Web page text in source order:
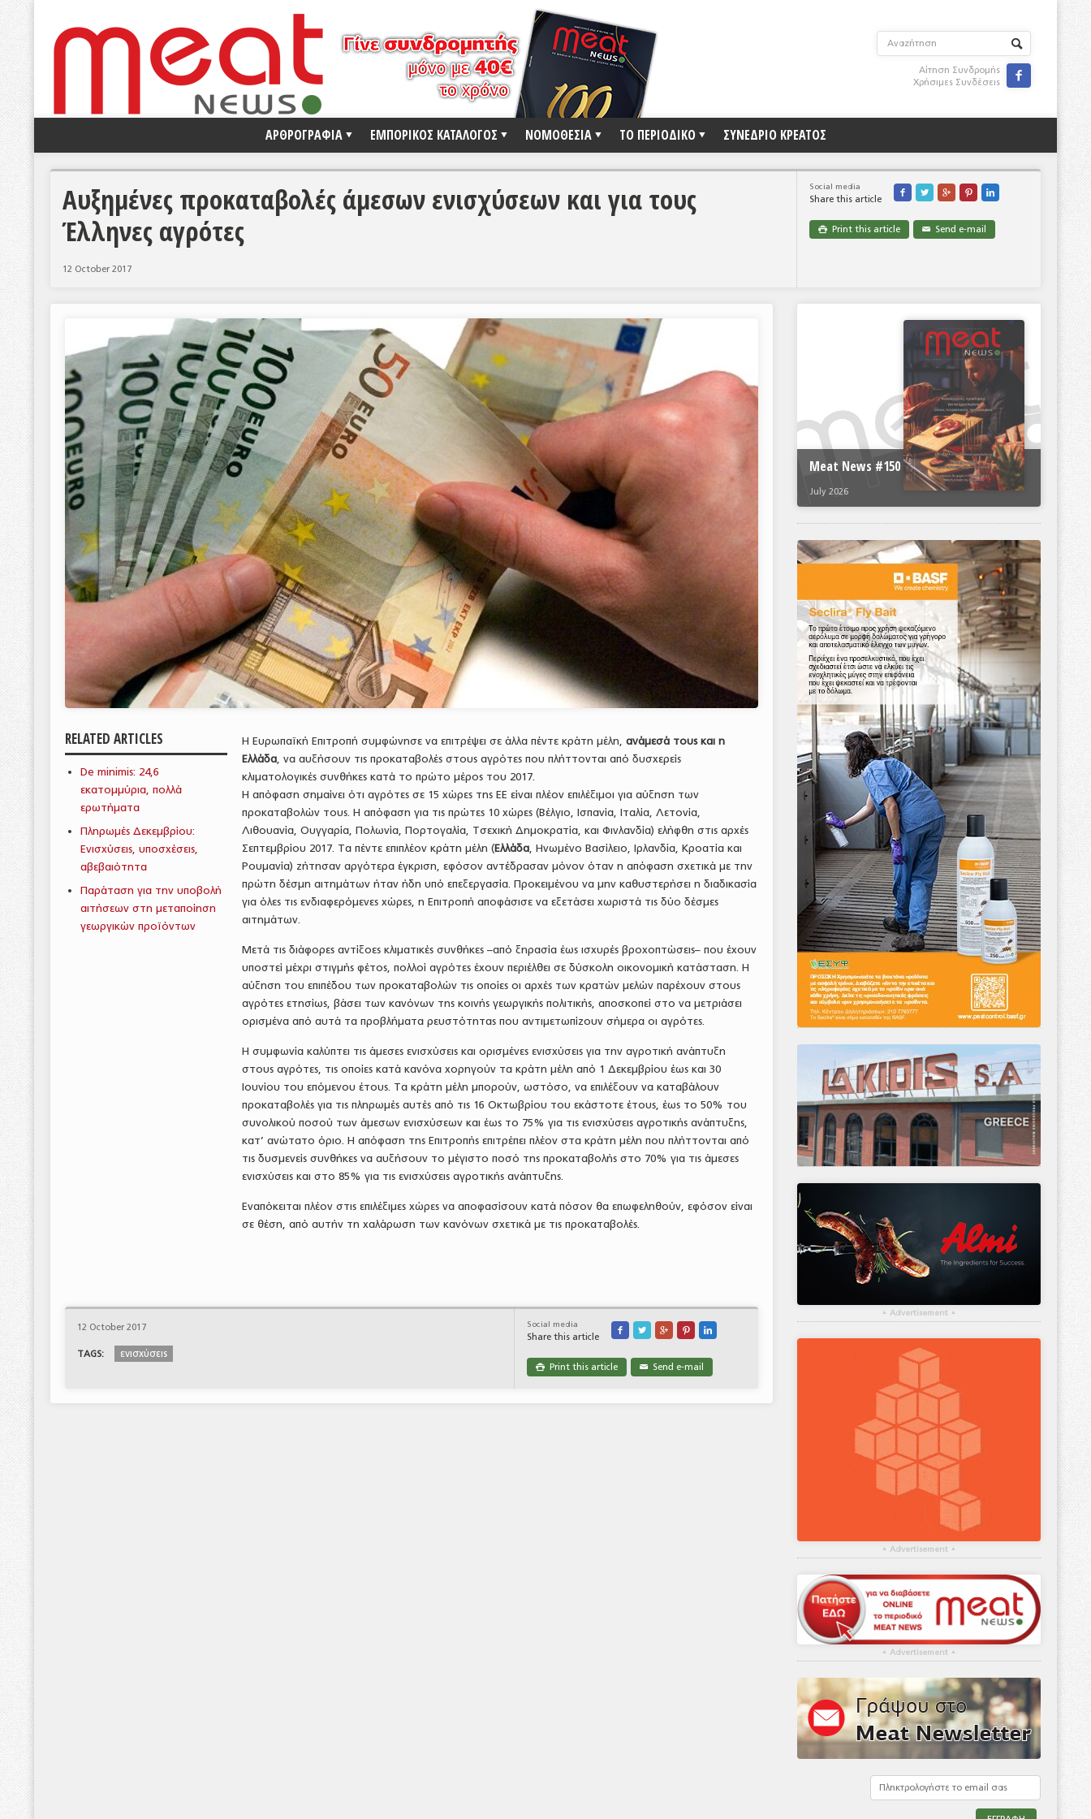
Αίτηση Συνδρομής
Χρήσιμες Συνδέσεις

ΑΡΘΡΟΓΡΑΦΙΑ ΕΜΠΟΡΙΚΟΣ ΚΑΤΑΛΟΓΟΣ ΝΟΜΟΘΕΣΙΑ ΤΟ ΠΕΡΙΟΔΙΚΟ ΣΥΝΕΔΡΙΟ ΚΡΕΑΤΟΣ
Social media
Share this article
    
 Print this article ✉ Send e-mail
Αυξημένες προκαταβολές άμεσων ενισχύσεων και για τους
Έλληνες αγρότες
12 October 2017
RELATED ARTICLES
De minimis: 24,6
εκατομμύρια, πολλά
ερωτήματα
Πληρωμές Δεκεμβρίου:
Ενισχύσεις, υποσχέσεις,
αβεβαιότητα
Παράταση για την υποβολή
αιτήσεων στη μεταποίηση
γεωργικών προϊόντων
Η Ευρωπαϊκή Επιτροπή συμφώνησε να επιτρέψει σε άλλα πέντε κράτη μέλη,ανάμεσά τους και η
Ελλάδα, να αυξήσουν τις προκαταβολές στους αγρότες που πλήττονται από δυσχερείς
κλιματολογικές συνθήκες κατά το πρώτο μέρος του 2017.
Η απόφαση σημαίνει ότι αγρότες σε 15 χώρες της ΕΕ είναι πλέον επιλέξιμοι για αύξηση των
προκαταβολών τους. Η απόφαση για τις πρώτες 10 χώρες (Βέλγιο, Ισπανία, Ιταλία, Λετονία,
Λιθουανία, Ουγγαρία, Πολωνία, Πορτογαλία, Τσεχική Δημοκρατία, και Φινλανδία) ελήφθη στις αρχές
Σεπτεμβρίου 2017. Τα πέντε επιπλέον κράτη μέλη (Ελλάδα, Ηνωμένο Βασίλειο, Ιρλανδία, Κροατία και
Ρουμανία) ζήτησαν αργότερα έγκριση, εφόσον αντέδρασαν μόνον όταν η απόφαση σχετικά με την
πρώτη δέσμη αιτημάτων ήταν ήδη υπό επεξεργασία. Προκειμένου να μην καθυστερήσει η διαδικασία
για όλες τις ενδιαφερόμενες χώρες, η Επιτροπή αποφάσισε να εξετάσει χωριστά τις δύο δέσμες
αιτημάτων.
Μετά τις διάφορες αντίξοες κλιματικές συνθήκες –από ξηρασία έως ισχυρές βροχοπτώσεις– που έχουν
υποστεί μέχρι στιγμής φέτος, πολλοί αγρότες έχουν περιέλθει σε δύσκολη οικονομική κατάσταση. Η
αύξηση του επιπέδου των προκαταβολών τις οποίες οι αρχές των κρατών μελών παρέχουν στους
αγρότες ετησίως, βάσει των κανόνων της κοινής γεωργικής πολιτικής, αποσκοπεί στο να μετριάσει
ορισμένα από αυτά τα προβλήματα ρευστότητας που αντιμετωπίζουν σήμερα οι αγρότες.
Η συμφωνία καλύπτει τις άμεσες ενισχύσεις και ορισμένες ενισχύσεις για την αγροτική ανάπτυξη
στους αγρότες, τις οποίες κατά κανόνα χορηγούν τα κράτη μέλη από 1 Δεκεμβρίου έως και 30
Ιουνίου του επόμενου έτους. Τα κράτη μέλη μπορούν, ωστόσο, να επιλέξουν να καταβάλουν
προκαταβολές για τις πληρωμές αυτές από τις 16 Οκτωβρίου του εκάστοτε έτους, έως το 50% του
συνολικού ποσού των άμεσων ενισχύσεων και έως το 75% για τις ενισχύσεις αγροτικής ανάπτυξης,
κατ’ ανώτατο όριο. Η απόφαση της Επιτροπής επιτρέπει πλέον στα κράτη μέλη που πλήττονται από
τις δυσμενείς συνθήκες να αυξήσουν το μέγιστο ποσό της προκαταβολής στο 70% για τις άμεσες
ενισχύσεις και στο 85% για τις ενισχύσεις αγροτικής ανάπτυξης.
Εναπόκειται πλέον στις επιλέξιμες χώρες να αποφασίσουν κατά πόσον θα επωφεληθούν, εφόσον είναι
σε θέση, από αυτήν τη χαλάρωση των κανόνων σχετικά με τις προκαταβολές.
Social media
Share this article
    
 Print this article ✉ Send e-mail
12 October 2017
TAGS: ενισχύσεις
Meat News #150
July 2026
▴ Advertisement ▴
▴ Advertisement ▴
▴ Advertisement ▴